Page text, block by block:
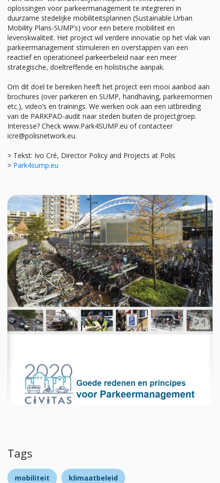
oplossingen voor parkeermanagement te integreren in
duurzame stedelijke mobiliteitsplannen (Sustainable Urban
Mobility Plans-SUMP’s) voor een betere mobiliteit en
levenskwaliteit. Het project wil verdere innovatie op het vlak van
parkeermanagement stimuleren en overstappen van een
reactief en operationeel parkeerbeleid naar een meer
strategische, doeltreffende en holistische aanpak.
Om dit doel te bereiken heeft het project een mooi aanbod aan
brochures (over parkeren en SUMP, handhaving, parkeernormen
etc.), video’s en trainings. We werken ook aan een uitbreiding
van de PARKPAD-audit naar steden buiten de projectgroep.
Interesse? Check www.Park4SUMP.eu of contacteer
icre@polisnetwork.eu.
> Tekst: Ivo Cré, Director Policy and Projects at Polis
> Park4sump.eu
Tags
mobiliteit klimaatbeleid